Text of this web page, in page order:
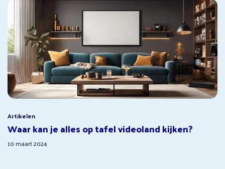
Artikelen
Waar kan je alles op tafel videoland kijken?
10 maart 2024